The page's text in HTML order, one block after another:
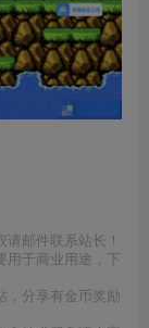
邮件联系站长！
用于商业用途，下
，分享有金币奖励